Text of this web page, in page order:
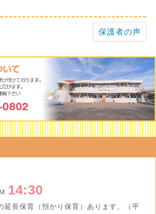
保護者の声
14:30
長保育（預かり保育）あります。（平